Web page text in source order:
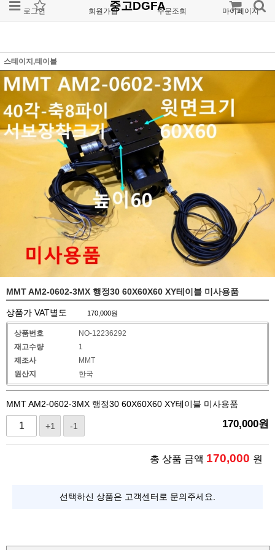
로그인 회원가입 주문조회 마이페이지
중고DGFA
스테이지,테이블
MMT AM2-0602-3MX 행정30 60X60X60 XY테이블 미사용품
상품가 VAT별도 170,000원
상품번호
NO-12236292
재고수량
1
제조사
MMT
원산지
한국
MMT AM2-0602-3MX 행정30 60X60X60 XY테이블 미사용품
+1 -1 170,000원
총 상품 금액 170,000 원
선택하신 상품은 고객센터로 문의주세요.